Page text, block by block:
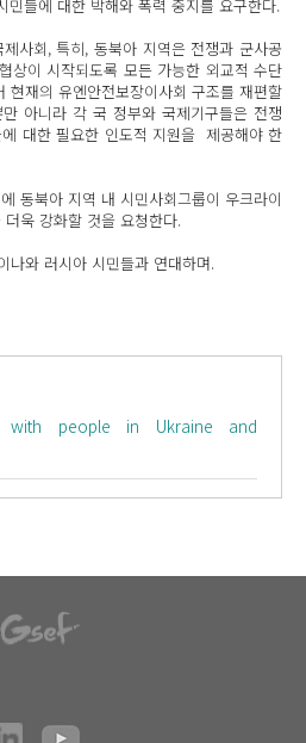
들에 대한 박해와 폭력 중지를 요구한다.
사회, 특히, 동북아 지역은 전쟁과 군사공
상이 시작되도록 모든 가능한 외교적 수단
현재의 유엔안전보장이사회 구조를 재편할
아니라 각 국 정부와 국제기구들은 전쟁
대한 필요한 인도적 지원을 제공해야 한
동북아 지역 내 시민사회그룹이 우크라이
욱 강화할 것을 요청한다.
나와 러시아 시민들과 연대하며.
with people in Ukraine and